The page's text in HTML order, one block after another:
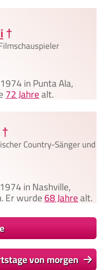
†
1974 in Punta Ala,
72 Jahrealt.
Country-Sänger und
1974 in Nashville,
Er wurde68 Jahrealt.
von morgen